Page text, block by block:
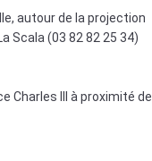
autour de la projection
Scala (03 82 82 25 34)
Charles III à proximité de